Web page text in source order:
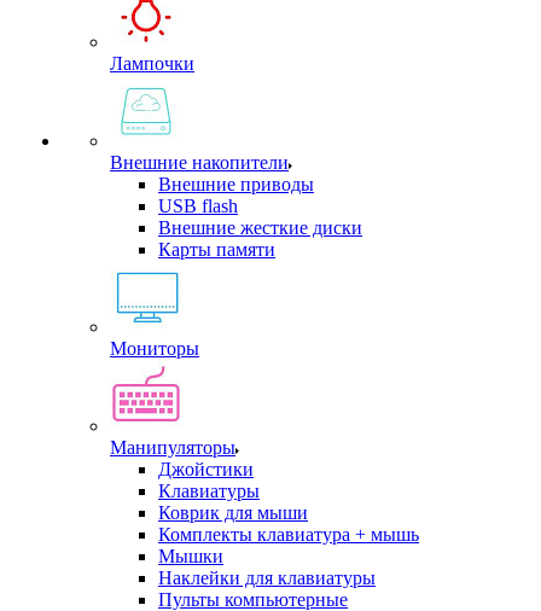
Лампочки
Внешние накопители
Внешние приводы
USB flash
Внешние жесткие диски
Карты памяти
Мониторы
Манипуляторы
Джойстики
Клавиатуры
Коврик для мыши
Комплекты клавиатура + мышь
Мышки
Наклейки для клавиатуры
Пульты компьютерные